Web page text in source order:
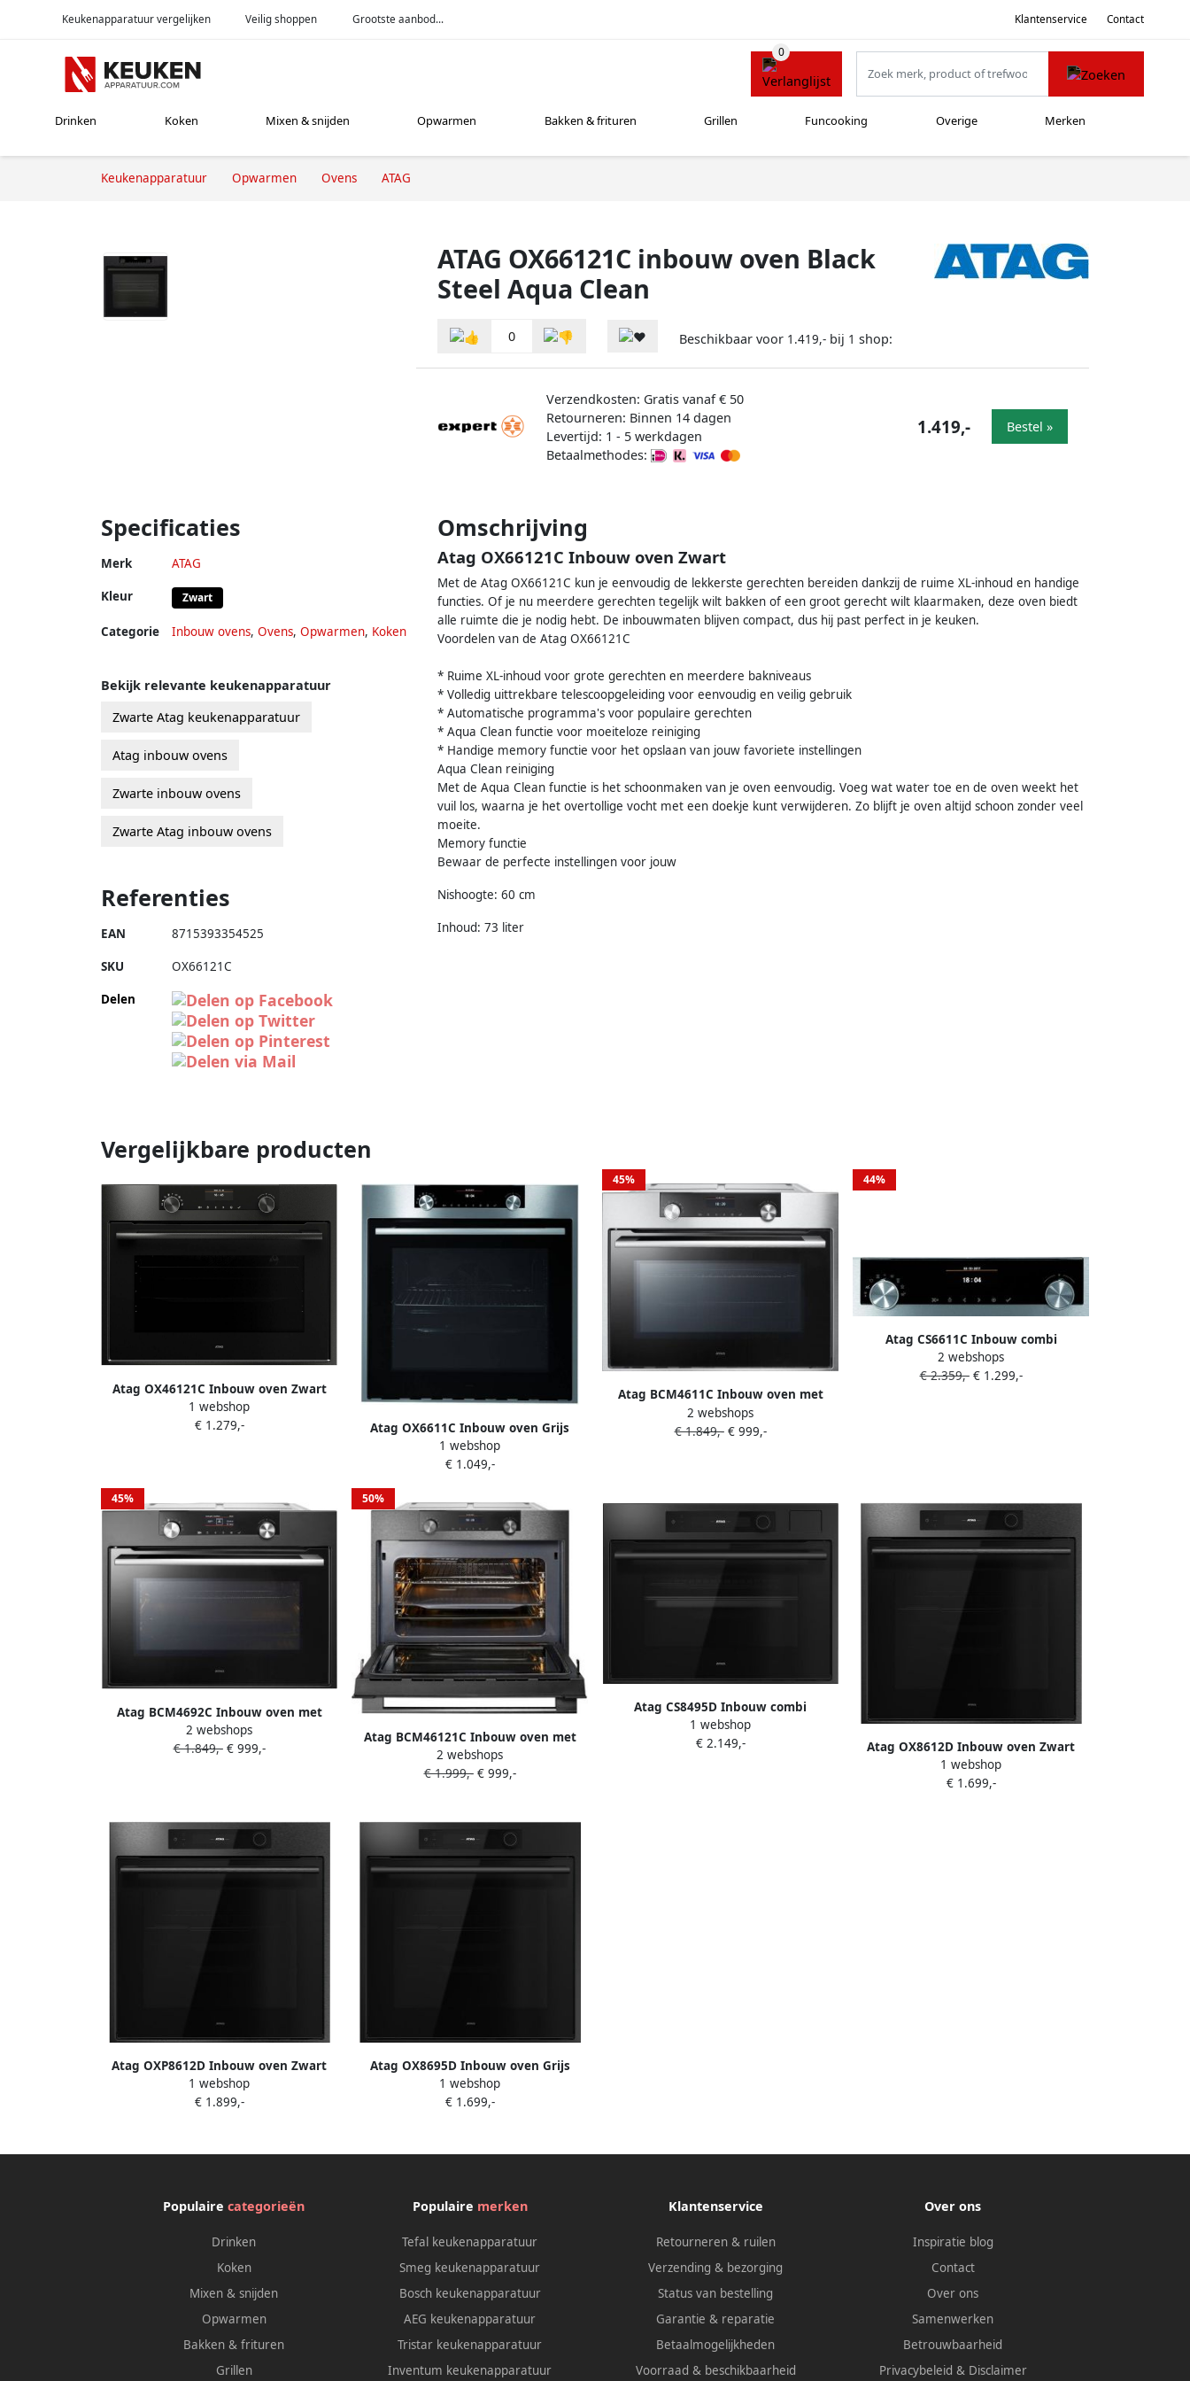
Keukenapparatuur vergelijken Veilig shoppen Grootste aanbod... Klantenservice Contact
Drinken Koken Mixen & snijden Opwarmen Bakken & frituren Grillen Funcooking Overige Merken
Keukenapparatuur Opwarmen Ovens ATAG
ATAG OX66121C inbouw oven Black
Steel Aqua Clean
0 Beschikbaar voor 1.419,- bij 1 shop:
Verzendkosten: Gratis vanaf € 50
Retourneren: Binnen 14 dagen
Levertijd: 1 - 5 werkdagen
Betaalmethodes:
1.419,- Bestel »
Specificaties
Merk ATAG
Kleur Zwart
Categorie Inbouw ovens, Ovens, Opwarmen, Koken
Omschrijving
Atag OX66121C Inbouw oven Zwart
Met de Atag OX66121C kun je eenvoudig de lekkerste gerechten bereiden dankzij de ruime XL-inhoud en handige
functies. Of je nu meerdere gerechten tegelijk wilt bakken of een groot gerecht wilt klaarmaken, deze oven biedt
alle ruimte die je nodig hebt. De inbouwmaten blijven compact, dus hij past perfect in je keuken.
Voordelen van de Atag OX66121C
* Ruime XL-inhoud voor grote gerechten en meerdere bakniveaus
* Volledig uittrekbare telescoopgeleiding voor eenvoudig en veilig gebruik
* Automatische programma's voor populaire gerechten
* Aqua Clean functie voor moeiteloze reiniging
* Handige memory functie voor het opslaan van jouw favoriete instellingen
Aqua Clean reiniging
Met de Aqua Clean functie is het schoonmaken van je oven eenvoudig. Voeg wat water toe en de oven weekt het
vuil los, waarna je het overtollige vocht met een doekje kunt verwijderen. Zo blijft je oven altijd schoon zonder veel
moeite.
Memory functie
Bewaar de perfecte instellingen voor jouw
Nishoogte: 60 cm
Inhoud: 73 liter
Bekijk relevante keukenapparatuur
Zwarte Atag keukenapparatuur
Atag inbouw ovens
Zwarte inbouw ovens
Zwarte Atag inbouw ovens
Referenties
EAN 8715393354525
SKU OX66121C
Delen
Vergelijkbare producten
Atag OX46121C Inbouw oven Zwart
1 webshop
€ 1.279,-
Atag OX6611C Inbouw oven Grijs
1 webshop
€ 1.049,-
45%
Atag BCM4611C Inbouw oven met
magnetron Grijs
2 webshops
€ 1.849,-€ 999,-
44%
Atag CS6611C Inbouw combi
stoomoven Grijs
2 webshops
€ 2.359,-€ 1.299,-
45%
Atag BCM4692C Inbouw oven met
magnetron Grijs
2 webshops
€ 1.849,-€ 999,-
50%
Atag BCM46121C Inbouw oven met
magnetron Zwart
2 webshops
€ 1.999,-€ 999,-
Atag CS8495D Inbouw combi
stoomoven Grijs
1 webshop
€ 2.149,-
Atag OX8612D Inbouw oven Zwart
1 webshop
€ 1.699,-
Atag OXP8612D Inbouw oven Zwart
1 webshop
€ 1.899,-
Atag OX8695D Inbouw oven Grijs
1 webshop
€ 1.699,-
Populairecategorieën
Drinken
Koken
Mixen & snijden
Opwarmen
Bakken & frituren
Grillen
Populaire merken
Tefal keukenapparatuur
Smeg keukenapparatuur
Bosch keukenapparatuur
AEG keukenapparatuur
Tristar keukenapparatuur
Inventum keukenapparatuur
Klantenservice
Retourneren & ruilen
Verzending & bezorging
Status van bestelling
Garantie & reparatie
Betaalmogelijkheden
Voorraad & beschikbaarheid
Over ons
Inspiratie blog
Contact
Over ons
Samenwerken
Betrouwbaarheid
Privacybeleid & Disclaimer